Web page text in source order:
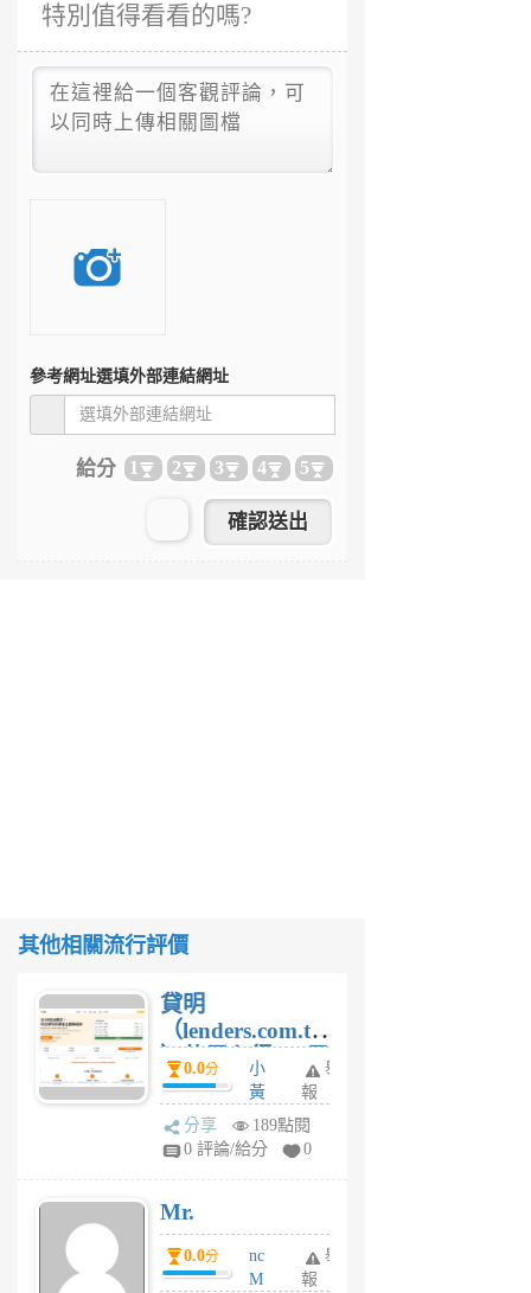
特別值得看看的嗎?
參考網址選填外部連結網址
給分 1 2 3 4 5
其他相關流行評價
貸明
（lenders.com.tw
）使用心得 — 民
間貸款比較平台
體驗
0.0分
小
黃
蜂
4
舉
報
分享
189點閱
0 評論/給分
0
Mr.
0.0分
nc
M
舉
報